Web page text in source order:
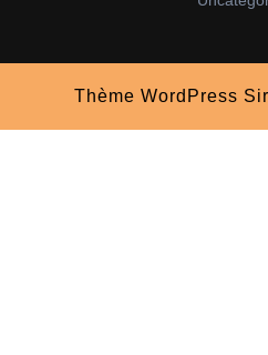
Thème WordPress